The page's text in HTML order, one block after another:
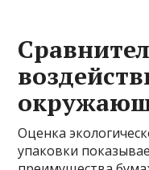
Оценка
упаковки